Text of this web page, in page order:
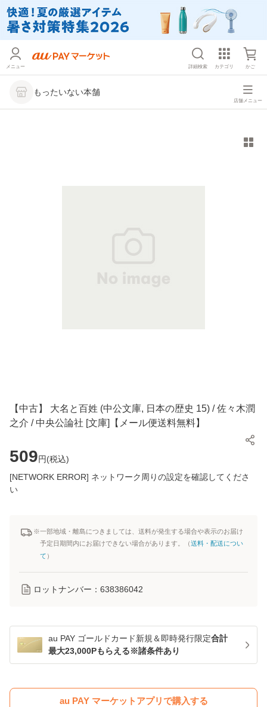
メニュー 詳細検索 カテゴリ かご
もったいない本舗
店舗メニュー
【中古】 大名と百姓 (中公文庫, 日本の歴史 15) / 佐々木潤
之介 / 中央公論社 [文庫]【メール便送料無料】
509円(税込)
[NETWORK ERROR] ネットワーク周りの設定を確認してくださ
い
※一部地域・離島につきましては、送料が発生する場合や表示のお届け
予定日期間内にお届けできない場合があります。（送料・配送につい
て ）
ロットナンバー： 638386042
au PAY ゴールドカード新規＆即時発行限定合計
最大23,000Pもらえる※諸条件あり
au PAY マーケットアプリで購入する